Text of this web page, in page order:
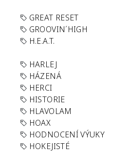
GREAT RESET
GROOVIN´HIGH
H.E.A.T.
HARLEJ
HÁZENÁ
HERCI
HISTORIE
HLAVOLAM
HOAX
HODNOCENÍ VÝUKY
HOKEJISTÉ